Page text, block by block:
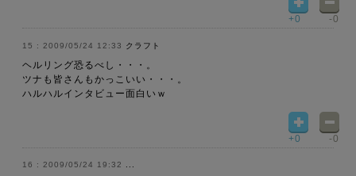
+0 -0
2009/05/24 12:33 クラフト
ヘルリング恐るべし・・・。
ツナも皆さんもかっこいい・・・。
ハルハルインタビュー面白いｗ
+0 -0
2009/05/24 19:32